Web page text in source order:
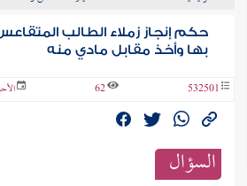
حكم إنجاز زملاء الطالب
بها وأخذ مقابل مادي منه
532501
62 الأحد 15 ذو الحجة 1447
السؤال